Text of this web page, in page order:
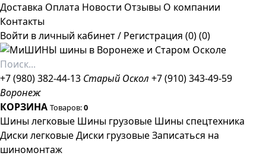
Доставка Оплата Новости Отзывы О компании
Контакты
Войти в личный кабинет/ Регистрация (0)(0)
+7 (980) 382-44-13 Старый Оскол +7 (910) 343-49-59
Воронеж
КОРЗИНА Товаров:0
Шины легковые Шины грузовые Шины спецтехника
Диски легковыеДиски грузовыеЗаписаться на
шиномонтаж